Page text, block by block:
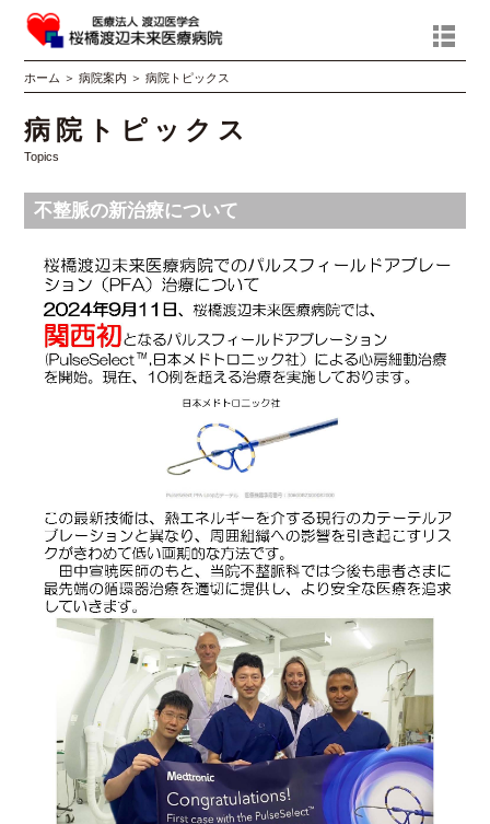
ホーム ＞病院案内 ＞病院トピックス
病院トピックス
Topics
不整脈の新治療について